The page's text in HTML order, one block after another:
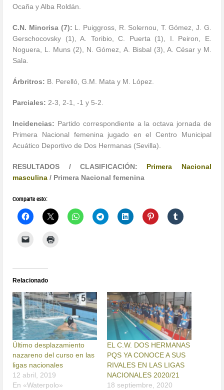
Ocaña y Alba Roldán.
C.N. Minorisa (7): L. Puiggross, R. Solernou, T. Gómez, J. G.
Gerschocovsky (1), A. Toribio, C. Puerta (1), I. Peiron, E.
Noguera, L. Muns (2), N. Gómez, A. Bisbal (3), A. César y M.
Sala.
Árbritros: B. Perelló, G.M. Mata y M. López.
Parciales: 2-3, 2-1, -1 y 5-2.
Incidencias: Partido correspondiente a la octava jornada de
Primera Nacional femenina jugado en el Centro Municipal
Acuático Deportivo de Dos Hermanas (Sevilla).
RESULTADOS / CLASIFICACIÓN: Primera Nacional
masculina / Primera Nacional femenina
Comparte esto:
Relacionado
Último desplazamiento
nazareno del curso en las
ligas nacionales
12 abril, 2019
En «Waterpolo»
EL C.W. DOS HERMANAS
PQS YA CONOCE A SUS
RIVALES EN LAS LIGAS
NACIONALES 2020/21
18 septiembre, 2020